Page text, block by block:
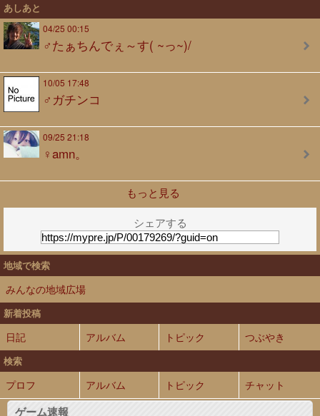
あしあと
04/25 00:15
♂たぁちんでぇ～す( ~っ~)/
10/05 17:48
♂ガチンコ
09/25 21:18
♀amn。
もっと見る
シェアする
地域で検索
みんなの地域広場
新着投稿
日記 アルバム トピック つぶやき
検索
プロフ アルバム トピック チャット
ゲーム速報